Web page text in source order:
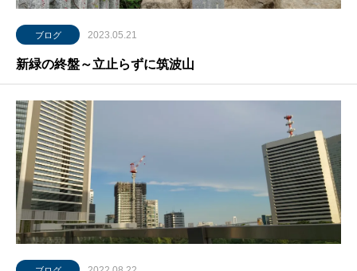
ブログ 2023.05.21
新緑の終盤～立止らずに筑波山